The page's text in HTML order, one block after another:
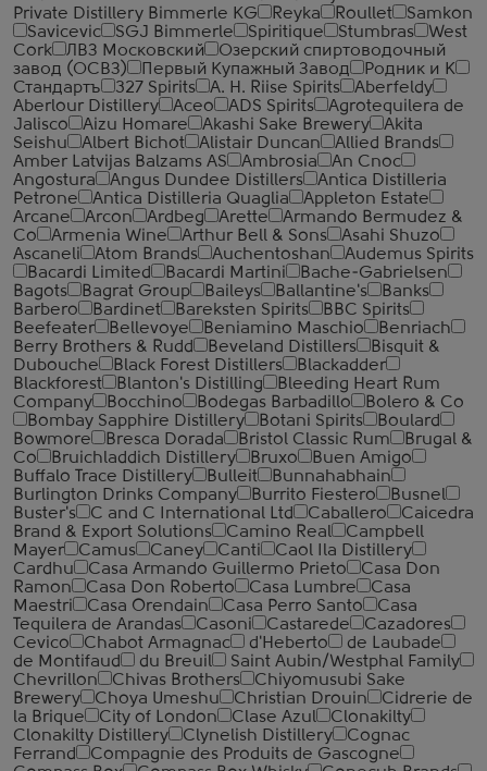
Private Distillery Bimmerle KG
Reyka Roullet
Samkon
Savicevic
SGJ Bimmerle Spiritique Stumbras
West
Cork
ЛВЗ Московский
Озерский спиртоводочный
завод (ОСВЗ)
Первый Купажный Завод
Родник и К
Стандартъ
327 Spirits A. H. Riise Spirits
Aberfeldy
Aberlour Distillery
Aceo ADS Spirits
Agrotequilera de
Jalisco
Aizu Homare Akashi Sake Brewery
Akita
Seishu
Albert Bichot Alistair Duncan
Allied Brands
Amber Latvijas Balzams AS
Ambrosia
An Cnoc
Angostura
Angus Dundee Distillers
Antica Distilleria
Petrone
Antica Distilleria Quaglia
Appleton Estate
Arcane
Arcon Ardbeg Arette
Armando Bermudez &
Co
Armenia Wine Arthur Bell & Sons
Asahi Shuzo
Ascaneli
Atom Brands Auchentoshan
Audemus Spirits
Bacardi Limited
Bacardi Martini
Bache-Gabrielsen
Bagots
Bagrat Group Baileys Ballantine's
Banks
Barbero
Bardinet Bareksten Spirits
BBC Spirits
Beefeater
Bellevoye Beniamino Maschio
Benriach
Berry Brothers & Rudd
Beveland Distillers
Bisquit &
Dubouche
Black Forest Distillers
Blackadder
Blackforest
Blanton's Distilling
Bleeding Heart Rum
Company
Bocchino Bodegas Barbadillo
Bolero & Co
Bombay Sapphire Distillery
Botani Spirits
Boulard
Bowmore
Bresca Dorada Bristol Classic Rum
Brugal &
Co
Bruichladdich Distillery Bruxo
Buen Amigo
Buffalo Trace Distillery
Bulleit
Bunnahabhain
Burlington Drinks Company
Burrito Fiestero
Busnel
Buster's
C and C International Ltd Caballero
Caicedra
Brand & Export Solutions
Camino Real
Campbell
Mayer
Camus Caney Canti
Caol Ila Distillery
Cardhu
Casa Armando Guillermo Prieto
Casa Don
Ramon
Casa Don Roberto Casa Lumbre
Casa
Maestri
Casa Orendain Casa Perro Santo
Casa
Tequilera de Arandas
Casoni Castarede
Cazadores
Cevico
Chabot Armagnac d'Heberto
de Laubade
de Montifaud
du Breuil
Saint Aubin/Westphal Family
Chevrillon
Chivas Brothers
Chiyomusubi Sake
Brewery
Choya Umeshu Christian Drouin
Cidrerie de
la Brique
City of London Clase Azul
Clonakilty
Clonakilty Distillery
Clynelish Distillery
Cognac
Ferrand
Compagnie des Produits de Gascogne